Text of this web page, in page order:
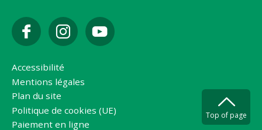
Accessibilité
Mentions légales
Plan du site
Politique de cookies (UE)
Paiement en ligne
Top of page